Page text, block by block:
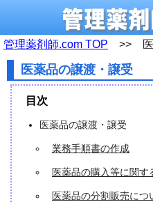
管理薬剤師.com TOP >> 医
医薬品の譲渡・譲受
目次
医薬品の譲渡・譲受
業務手順書の作成
医薬品の購入等に関す
医薬品の分割販売につ